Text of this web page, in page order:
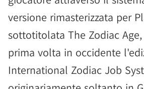
versione rimasterizzata per
sottotitolata The Zodiac
prima volta in occidente
International Zodiac Job